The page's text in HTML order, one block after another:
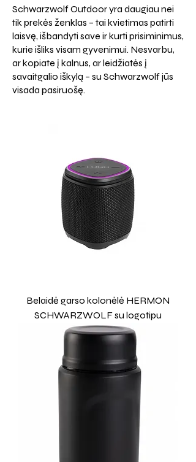
Schwarzwolf Outdoor yra daugiau nei
tik prekės ženklas – tai kvietimas patirti
laisvę, išbandyti save ir kurti prisiminimus,
kurie išliks visam gyvenimui. Nesvarbu,
ar kopiate į kalnus, ar leidžiatės į
savaitgalio iškylą – su Schwarzwolf jūs
visada pasiruošę.
Belaidė garso kolonėlė HERMON
SCHWARZWOLF su logotipu